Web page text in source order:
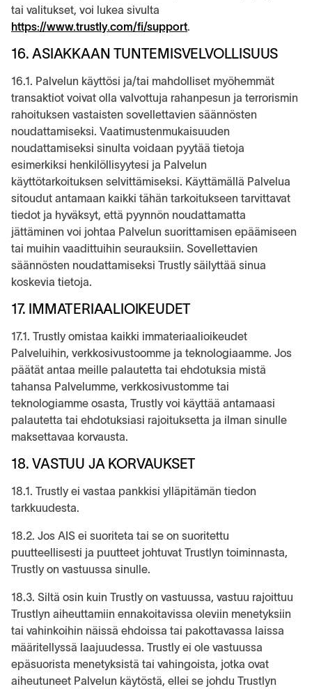
tai valitukset, voi lukea sivulta
https://www.trustly.com/fi/support.
16. ASIAKKAAN TUNTEMISVELVOLLISUUS
16.1. Palvelun käyttösi ja/tai mahdolliset myöhemmät
transaktiot voivat olla valvottuja rahanpesun ja terrorismin
rahoituksen vastaisten sovellettavien säännösten
noudattamiseksi. Vaatimustenmukaisuuden
noudattamiseksi sinulta voidaan pyytää tietoja
esimerkiksi henkilöllisyytesi ja Palvelun
käyttötarkoituksen selvittämiseksi. Käyttämällä Palvelua
sitoudut antamaan kaikki tähän tarkoitukseen tarvittavat
tiedot ja hyväksyt, että pyynnön noudattamatta
jättäminen voi johtaa Palvelun suorittamisen epäämiseen
tai muihin vaadittuihin seurauksiin. Sovellettavien
säännösten noudattamiseksi Trustly säilyttää sinua
koskevia tietoja.
17. IMMATERIAALIOIKEUDET
17.1. Trustly omistaa kaikki immateriaalioikeudet
Palveluihin, verkkosivustoomme ja teknologiaamme. Jos
päätät antaa meille palautetta tai ehdotuksia mistä
tahansa Palvelumme, verkkosivustomme tai
teknologiamme osasta, Trustly voi käyttää antamaasi
palautetta tai ehdotuksiasi rajoituksetta ja ilman sinulle
maksettavaa korvausta.
18. VASTUU JA KORVAUKSET
18.1. Trustly ei vastaa pankkisi ylläpitämän tiedon
tarkkuudesta.
18.2. Jos AIS ei suoriteta tai se on suoritettu
puutteellisesti ja puutteet johtuvat Trustlyn toiminnasta,
Trustly on vastuussa sinulle.
18.3. Siltä osin kuin Trustly on vastuussa, vastuu rajoittuu
Trustlyn aiheuttamiin ennakoitavissa oleviin menetyksiin
tai vahinkoihin näissä ehdoissa tai pakottavassa laissa
määritellyssä laajuudessa. Trustly ei ole vastuussa
epäsuorista menetyksistä tai vahingoista, jotka ovat
aiheutuneet Palvelun käytöstä, ellei se johdu Trustlyn